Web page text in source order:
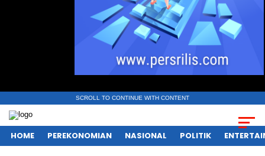
SCROLL TO CONTINUE WITH CONTENT
HOME PEREKONOMIAN NASIONAL POLITIK